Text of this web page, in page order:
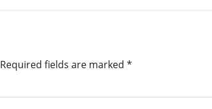
Required fields are marked *